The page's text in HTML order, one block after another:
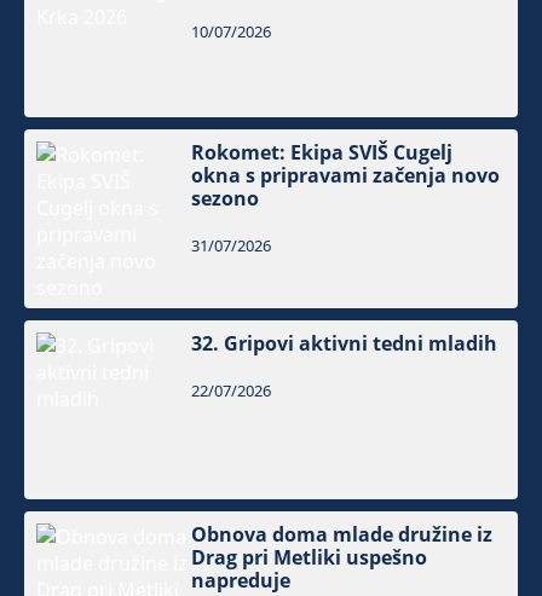
10/07/2026
Rokomet: Ekipa SVIŠ Cugelj
okna s pripravami začenja novo
sezono
31/07/2026
32. Gripovi aktivni tedni mladih
22/07/2026
Obnova doma mlade družine iz
Drag pri Metliki uspešno
napreduje